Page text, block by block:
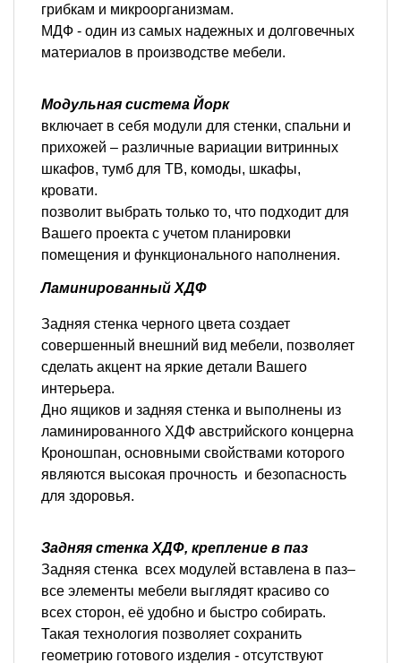
грибкам и микроорганизмам.
МДФ - один из самых надежных и долговечных
материалов в производстве мебели.
Модульная система Йорк
включает в себя модули для стенки, спальни и
прихожей – различные вариации витринных
шкафов, тумб для ТВ, комоды, шкафы,
кровати.
позволит выбрать только то, что подходит для
Вашего проекта с учетом планировки
помещения и функционального наполнения.
Ламинированный ХДФ
Задняя стенка черного цвета создает
совершенный внешний вид мебели, позволяет
сделать акцент на яркие детали Вашего
интерьера.
Дно ящиков и задняя стенка и выполнены из
ламинированного ХДФ австрийского концерна
Кроношпан, основными свойствами которого
являются высокая прочность и безопасность
для здоровья.
Задняя стенка ХДФ, крепление в паз
Задняя стенка всех модулей вставлена в паз–
все элементы мебели выглядят красиво со
всех сторон, её удобно и быстро собирать.
Такая технология позволяет сохранить
геометрию готового изделия - отсутствуют